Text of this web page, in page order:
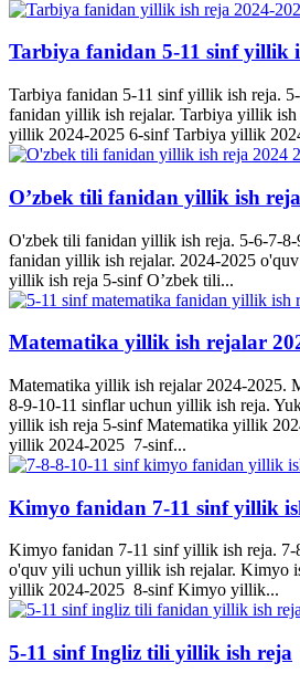
Tarbiya fanidan 5-11 sinf yillik
Tarbiya fanidan 5-11 sinf yillik ish reja.
fanidan yillik ish rejalar. Tarbiya yillik
yillik 2024-2025 6-sinf Tarbiya yillik
O’zbek tili fanidan yillik ish reja
O'zbek tili fanidan yillik ish reja. 5-6-7-
fanidan yillik ish rejalar. 2024-2025
yillik ish reja 5-sinf O’zbek tili...
Matematika yillik ish rejalar
Matematika yillik ish rejalar 2024-2025.
8-9-10-11 sinflar uchun yillik ish reja.
yillik ish reja 5-sinf Matematika yillik
yillik 2024-2025 7-sinf...
Kimyo fanidan 7-11 sinf yillik
Kimyo fanidan 7-11 sinf yillik ish reja. 7-
o'quv yili uchun yillik ish rejalar. Kimyo
yillik 2024-2025 8-sinf Kimyo yillik...
5-11 sinf Ingliz tili yillik ish reja